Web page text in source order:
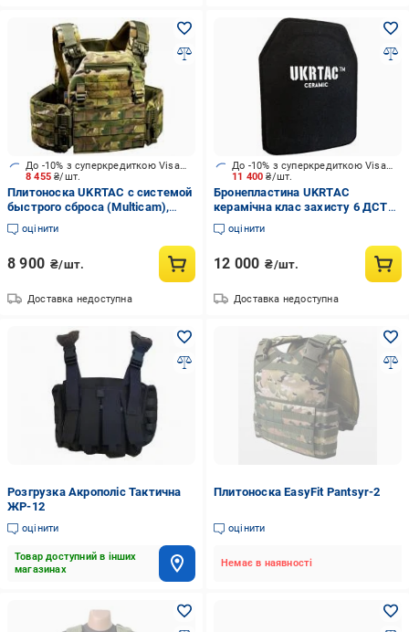
8 455₴/шт.
До -10% з суперкредиткою Visa Вигода
Плитоноска UKRTAC с системой
быстрого сброса (Multicam),
ткань Cordura 500
оцінити
8 900 ₴/шт.
Доставка недоступна
11 400₴/шт.
До -10% з суперкредиткою Visa Вигода
Бронепластина UKRTAC
керамічна клас захисту 6 ДСТУ
(Strike Face) для плитоносок та
броніжилетів
оцінити
12 000 ₴/шт.
Доставка недоступна
Розгрузка Акрополіс Тактична
ЖР-12
оцінити
Товар доступний в інших
магазинах
Плитоноска EasyFit Pantsyr-2
оцінити
Немає в наявності